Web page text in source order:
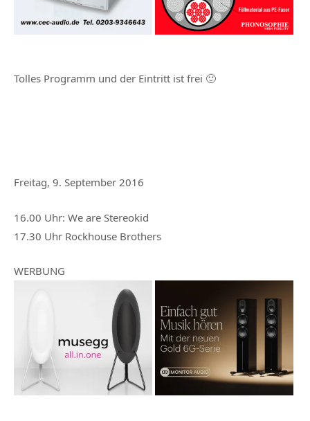
Tolles Programm und der Eintritt ist frei 🙂
Freitag, 9. September 2016
16.00 Uhr: We are Stereokid
17.30 Uhr Rockhouse Brothers
WERBUNG